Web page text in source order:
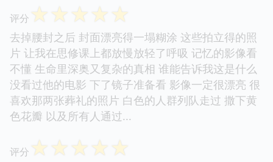
评分 ☆☆☆☆☆
去掉腰封之后 封面漂亮得一塌糊涂 这些拍立得的照
片 让我在思修课上都放慢放轻了呼吸 记忆的影像看
不懂 生命里深奥又复杂的真相 谁能告诉我这是什么
没看过他的电影 下了镜子准备看 影像一定很漂亮 很
喜欢那两张葬礼的照片 白色的人群列队走过 撒下黄
色花瓣 以及所有人通过...
评分 ☆☆☆☆☆